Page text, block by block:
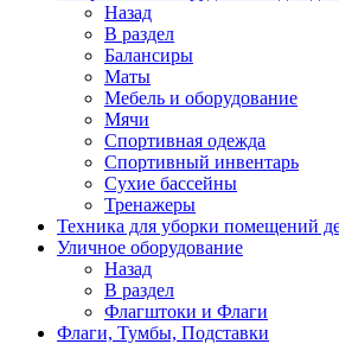
Назад
В раздел
Балансиры
Маты
Мебель и оборудование
Мячи
Спортивная одежда
Спортивный инвентарь
Сухие бассейны
Тренажеры
Техника для уборки помещений
Уличное оборудование
Назад
В раздел
Флагштоки и Флаги
Флаги, Тумбы, Подставки